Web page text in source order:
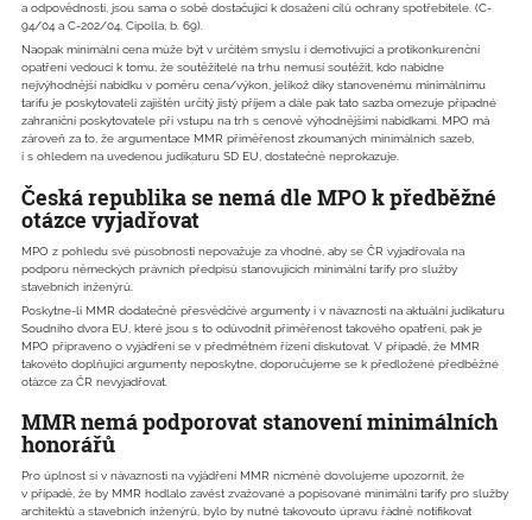
a odpovědnosti, jsou sama o sobě dostačující k dosažení cílů ochrany spotřebitele. (C-
94/04 a C-202/04, Cipolla, b. 69).
Naopak minimální cena může být v určitém smyslu i demotivující a protikonkurenční
opatření vedoucí k tomu, že soutěžitelé na trhu nemusí soutěžit, kdo nabídne
nejvýhodnější nabídku v poměru cena/výkon, jelikož díky stanovenému minimálnímu
tarifu je poskytovateli zajištěn určitý jistý příjem a dále pak tato sazba omezuje případné
zahraniční poskytovatele při vstupu na trh s cenově výhodnějšími nabídkami. MPO má
zároveň za to, že argumentace MMR přiměřenost zkoumaných minimálních sazeb,
i s ohledem na uvedenou judikaturu SD EU, dostatečně neprokazuje.
Česká republika se nemá dle MPO k předběžné
otázce vyjadřovat
MPO z pohledu své působnosti nepovažuje za vhodné, aby se ČR vyjadřovala na
podporu německých právních předpisů stanovujících minimální tarify pro služby
stavebních inženýrů.
Poskytne-li MMR dodatečně přesvědčivé argumenty i v návaznosti na aktuální judikaturu
Soudního dvora EU, které jsou s to odůvodnit přiměřenost takového opatření, pak je
MPO připraveno o vyjádření se v předmětném řízení diskutovat. V případě, že MMR
takovéto doplňující argumenty neposkytne, doporučujeme se k předložené předběžné
otázce za ČR nevyjadřovat.
MMR nemá podporovat stanovení minimálních
honorářů
Pro úplnost si v návaznosti na vyjádření MMR nicméně dovolujeme upozornit, že
v případě, že by MMR hodlalo zavést zvažované a popisované minimální tarify pro služby
architektů a stavebních inženýrů, bylo by nutné takovouto úpravu řádně notifikovat